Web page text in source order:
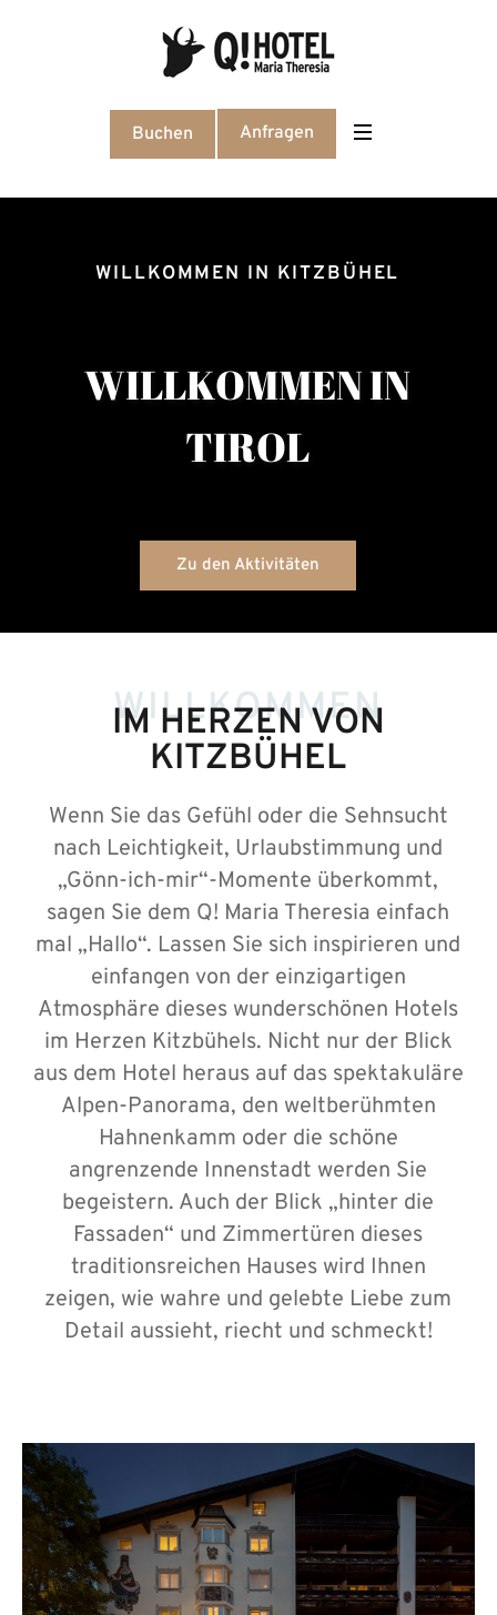
Buchen Anfragen
WILLKOMMEN IN KITZBÜHEL
WILLKOMMENIN
TIROL
Zu den Aktivitäten
WILLKOMMEN
IM HERZEN VON
KITZBÜHEL
Wenn Sie das Gefühl oder die Sehnsucht
nach Leichtigkeit, Urlaubstimmung und
„Gönn-ich-mir“-Momente überkommt,
sagen Sie dem Q! Maria Theresia einfach
mal „Hallo“. Lassen Sie sich inspirieren und
einfangen von der einzigartigen
Atmosphäre dieses wunderschönen Hotels
im Herzen Kitzbühels. Nicht nur der Blick
aus dem Hotel heraus auf das spektakuläre
Alpen-Panorama, den weltberühmten
Hahnenkamm oder die schöne
angrenzende Innenstadt werden Sie
begeistern. Auch der Blick „hinter die
Fassaden“ und Zimmertüren dieses
traditionsreichen Hauses wird Ihnen
zeigen, wie wahre und gelebte Liebe zum
Detail aussieht, riecht und schmeckt!